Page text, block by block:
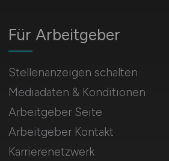
Für Arbeitgeber
Stellenanzeigen schalten
Mediadaten & Konditionen
Arbeitgeber Seite
Arbeitgeber Kontakt
Karrierenetzwerk